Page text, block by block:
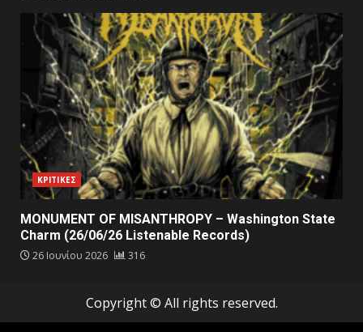
ΚΡΙΤΙΚΕΣ
MONUMENT OF MISANTHROPY – Washington State
Charm (26/06/26 Listenable Records)
26 Ιουνίου 2026 316
Copyright © All rights reserved.